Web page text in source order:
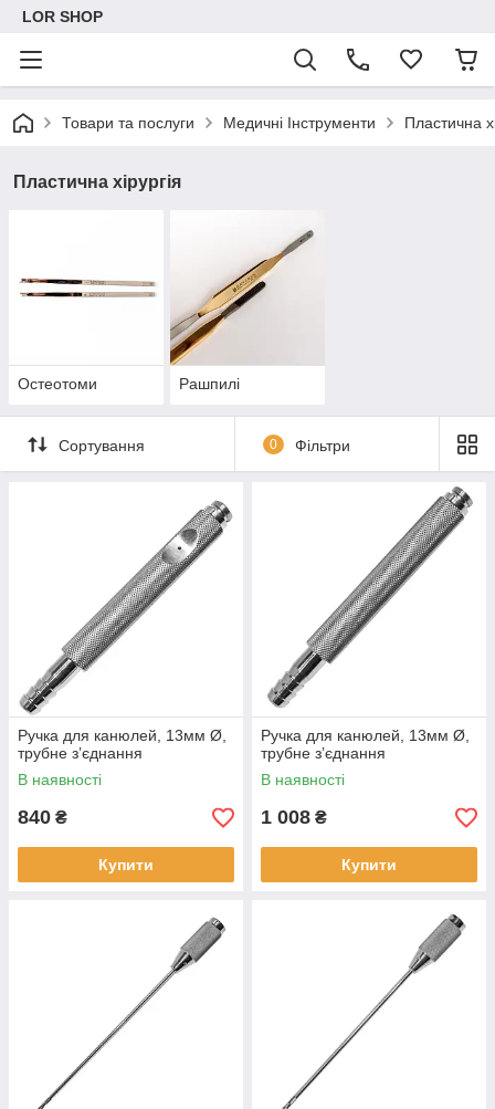
LOR SHOP
Товари та послуги Медичні Інструменти Пластична
Пластична хірургія
Остеотоми Рашпилі
Сортування 0 Фільтри
Ручка для канюлей, 13мм Ø,
трубне з’єднання
В наявності
840 ₴
Купити
Ручка для канюлей, 13мм Ø,
трубне з’єднання
В наявності
1 008 ₴
Купити